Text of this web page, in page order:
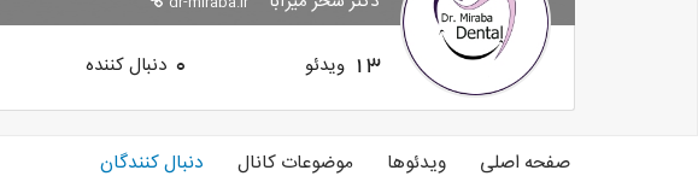
13 ویدئو 0 دنبال کننده
صفحه اصلی ویدئوها موضوعات کانال دنبال کنندگان